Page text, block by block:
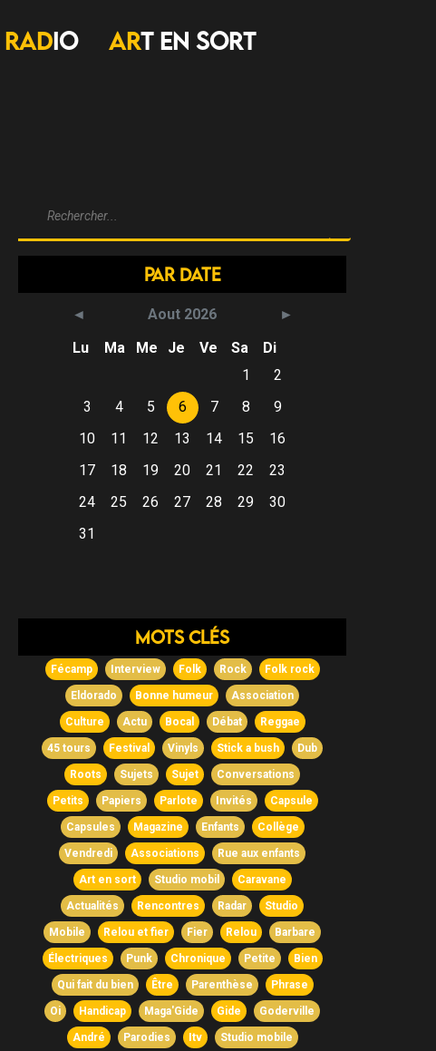
RADIO ART EN SORT
Par Date
Aout 2026
Lu
Ma Me Je Ve Sa
Di
1
2
3
4 5 6 7 8
9
10
11 12 13 14 15
16
17
18 19 20 21 22
23
24
25 26 27 28 29
30
31
Mots clés
Fécamp Interview Folk Rock Folk rock
Eldorado Bonne humeur Association
Culture Actu Bocal Débat Reggae
45 tours Festival Vinyls Stick a bush Dub
Roots Sujets Sujet Conversations
Petits Papiers Parlote Invités Capsule
Capsules Magazine Enfants Collège
Vendredi Associations Rue aux enfants
Art en sort Studio mobil Caravane
Actualités Rencontres Radar Studio
Mobile Relou et fier Fier Relou Barbare
Électriques Punk Chronique Petite Bien
Qui fait du bien Être Parenthèse Phrase
Oi Handicap Maga'Gide Gide Goderville
André Parodies Itv Studio mobile